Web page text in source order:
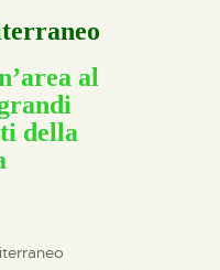
al
della